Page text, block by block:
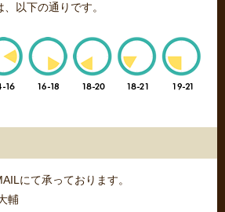
以下の通りです。
にて承っております。
輔